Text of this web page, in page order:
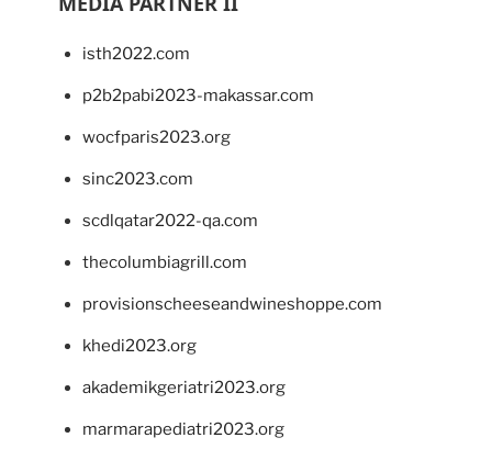
isth2022.com
p2b2pabi2023-makassar.com
wocfparis2023.org
sinc2023.com
scdlqatar2022-qa.com
thecolumbiagrill.com
provisionscheeseandwineshoppe.com
khedi2023.org
akademikgeriatri2023.org
marmarapediatri2023.org